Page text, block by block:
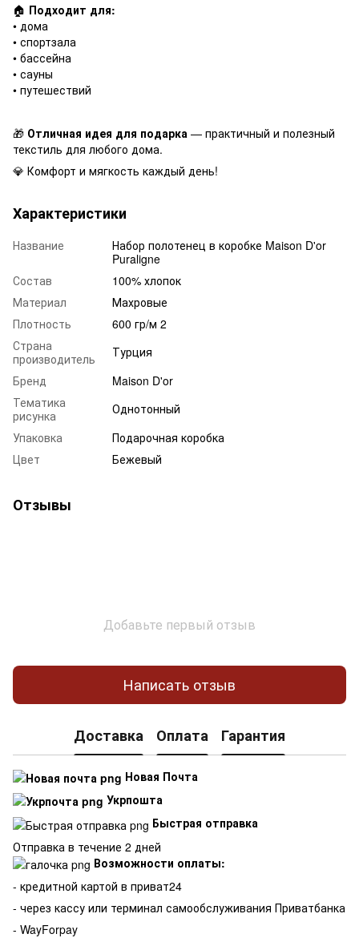
🏠 Подходит для:
• дома
• спортзала
• бассейна
• сауны
• путешествий
🎁 Отличная идея для подарка — практичный и полезный
текстиль для любого дома.
💎 Комфорт и мягкость каждый день!
Характеристики
Название
Набор полотенец в коробке Maison D'or
Puraligne
Состав
100% хлопок
Материал
Махровые
Плотность
600 гр/м 2
Страна
производитель
Турция
Бренд
Maison D'or
Тематика
рисунка
Однотонный
Упаковка
Подарочная коробка
Цвет
Бежевый
Отзывы
Добавьте первый отзыв
Написать отзыв
Доставка Оплата Гарантия
Новая Почта
Укрпошта
Быстрая отправка
Отправка в течение 2 дней
Возможности оплаты:
- кредитной картой в приват24
- через кассу или терминал самообслуживания Приватбанка
- WayForpay